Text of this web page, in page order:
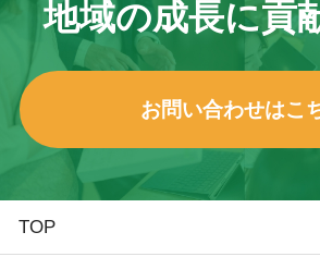
地域の成長に貢
お問い合わせはこ
TOP